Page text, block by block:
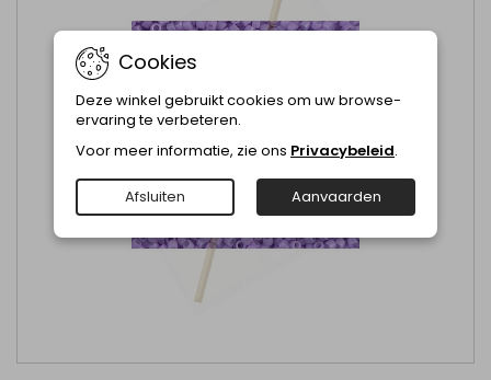
Cookies
Deze winkel gebruikt cookies om uw browse-
ervaring te verbeteren.
Voor meer informatie, zie ons Privacybeleid.
Afsluiten Aanvaarden